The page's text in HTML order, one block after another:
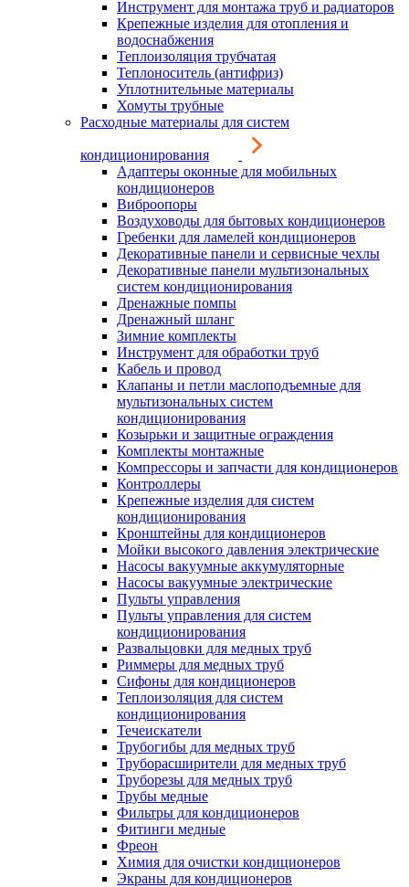
Инструмент для монтажа труб и радиаторов
Крепежные изделия для отопления и
водоснабжения
Теплоизоляция трубчатая
Теплоноситель (антифриз)
Уплотнительные материалы
Хомуты трубные
Расходные материалы для систем
кондиционирования
Адаптеры оконные для мобильных
кондиционеров
Виброопоры
Воздуховоды для бытовых кондиционеров
Гребенки для ламелей кондиционеров
Декоративные панели и сервисные чехлы
Декоративные панели мультизональных
систем кондиционирования
Дренажные помпы
Дренажный шланг
Зимние комплекты
Инструмент для обработки труб
Кабель и провод
Клапаны и петли маслоподъемные для
мультизональных систем
кондиционирования
Козырьки и защитные ограждения
Комплекты монтажные
Компрессоры и запчасти для кондиционеров
Контроллеры
Крепежные изделия для систем
кондиционирования
Кронштейны для кондиционеров
Мойки высокого давления электрические
Насосы вакуумные аккумуляторные
Насосы вакуумные электрические
Пульты управления
Пульты управления для систем
кондиционирования
Развальцовки для медных труб
Риммеры для медных труб
Сифоны для кондиционеров
Теплоизоляция для систем
кондиционирования
Течеискатели
Трубогибы для медных труб
Труборасширители для медных труб
Труборезы для медных труб
Трубы медные
Фильтры для кондиционеров
Фитинги медные
Фреон
Химия для очистки кондиционеров
Экраны для кондиционеров